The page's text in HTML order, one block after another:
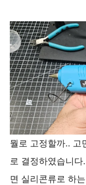
뭘로 고정할까.. 고
로 결정하였습니
면 실리콘류로 하